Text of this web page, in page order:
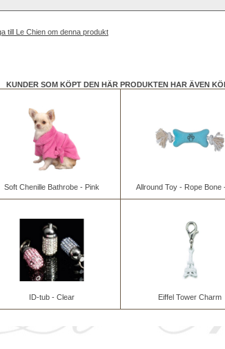
till Le Chien om denna produkt
KUNDER SOM KÖPT DEN HÄR PRODUKTEN HAR ÄVEN
Soft Chenille Bathrobe - Pink Allround Toy - Rope Bone
ID-tub - Clear Eiffel Tower Charm